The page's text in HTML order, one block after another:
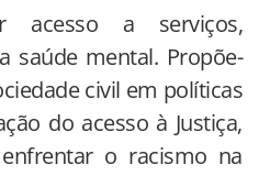
acesso a serviços,
saúde mental. Propõe-
civil em políticas
do acesso à Justiça,
o racismo na